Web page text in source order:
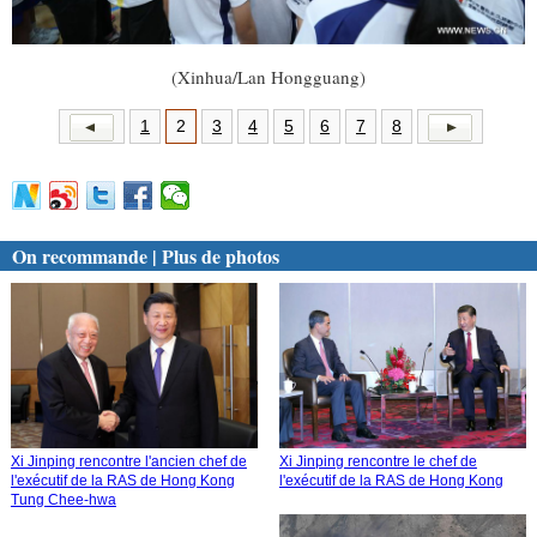
(Xinhua/Lan Hongguang)
1 2 3 4 5 6 7 8
On recommande | Plus de photos
Xi Jinping rencontre l'ancien chef de
l'exécutif de la RAS de Hong Kong
Tung Chee-hwa
Xi Jinping rencontre le chef de
l'exécutif de la RAS de Hong Kong